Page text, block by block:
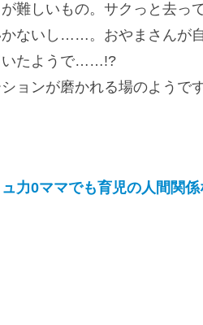
難しいもの。サクっと去っ
ないし……。おやまさんが
いたようで……!?
ョンが磨かれる場のようです
力0ママでも育児の人間関